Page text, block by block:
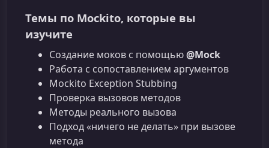
Темы по Mockito, которые вы
изучите
Создание моков с помощью@Mock
Работа с сопоставлением аргументов
Mockito Exception Stubbing
Проверка вызовов методов
Методы реального вызова
Подход «ничего не делать» при вызове
метода